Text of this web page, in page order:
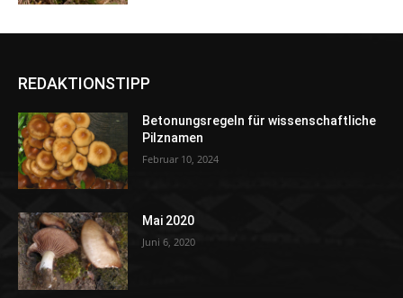
REDAKTIONSTIPP
Betonungsregeln für wissenschaftliche
Pilznamen
Februar 10, 2024
Mai 2020
Juni 6, 2020